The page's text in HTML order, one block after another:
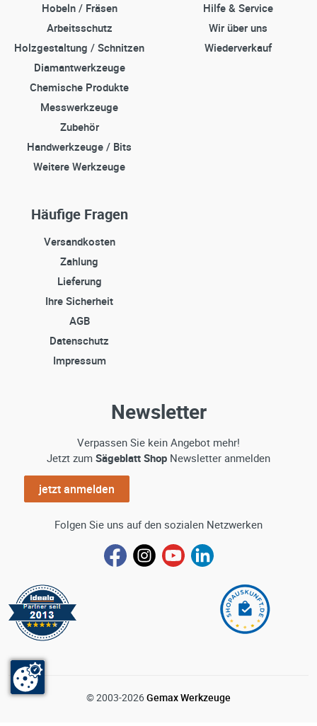
Hobeln / Fräsen
Arbeitsschutz
Holzgestaltung / Schnitzen
Diamantwerkzeuge
Chemische Produkte
Messwerkzeuge
Zubehör
Handwerkzeuge / Bits
Weitere Werkzeuge
Hilfe & Service
Wir über uns
Wiederverkauf
Häufige Fragen
Versandkosten
Zahlung
Lieferung
Ihre Sicherheit
AGB
Datenschutz
Impressum
Newsletter
Verpassen Sie kein Angebot mehr!
Jetzt zum Sägeblatt Shop Newsletter anmelden
jetzt anmelden
Folgen Sie uns auf den sozialen Netzwerken
© 2003-2026Gemax Werkzeuge